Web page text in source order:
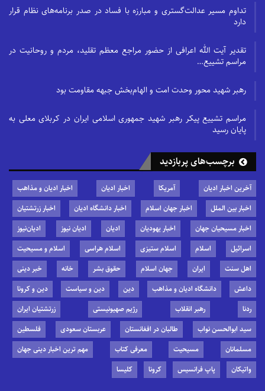
تداوم مسیر عدالت‌گستری و مبارزه با فساد در صدر برنامه‌های نظام قرار
دارد
تقدیر آیت الله اعرافی از حضور مراجع معظم تقلید، مردم و روحانیت در
مراسم تشییع…
رهبر شهید محور وحدت امت و الهام‌بخش جبهه مقاومت بود
مراسم تشییع پیکر رهبر شهید جمهوری اسلامی ایران در کربلای معلی به
پایان رسید
برچسب‌های پربازدید
آخرین اخبار ادیان آمریکا اخبار ادیان
اخبار ادیان و مذاهب
اخبار بین الملل
اخبار جهان اسلام اخبار دانشگاه ادیان
اخبار زرتشتیان
اخبار مسیحیان جهان
اخبار یهودیان ادیان ادیان نیوز
ادیان‌نیوز
اسرائیل
اسلام اسلام ستیزی اسلام هراسی
اسلام و مسیحیت
اهل سنت
ایران جهان اسلام حقوق بشر خانه
خبر دینی
داعش
دانشگاه ادیان و مذاهب دین دین و سیاست
دین و کرونا
ردنا
رهبر انقلاب رژیم صهیونیستی
زرتشتیان ایران
سید ابوالحسن نواب
طالبان در افغانستان عربستان سعودی
فلسطین
مسلمانان
مسیحیت معرفی کتاب
مهم ترین اخبار دینی جهان
واتیکان
پاپ فرانسیس کرونا کلیسا